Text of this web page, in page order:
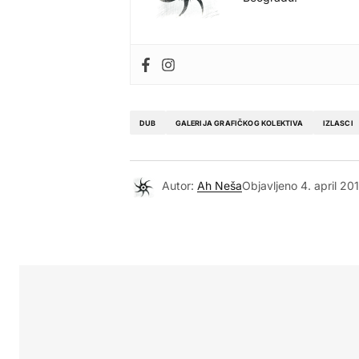
DUB GALERIJA GRAFIČKOG KOLEKTIVA IZLASCI
Autor: Ah NešaObjavljeno 4. april